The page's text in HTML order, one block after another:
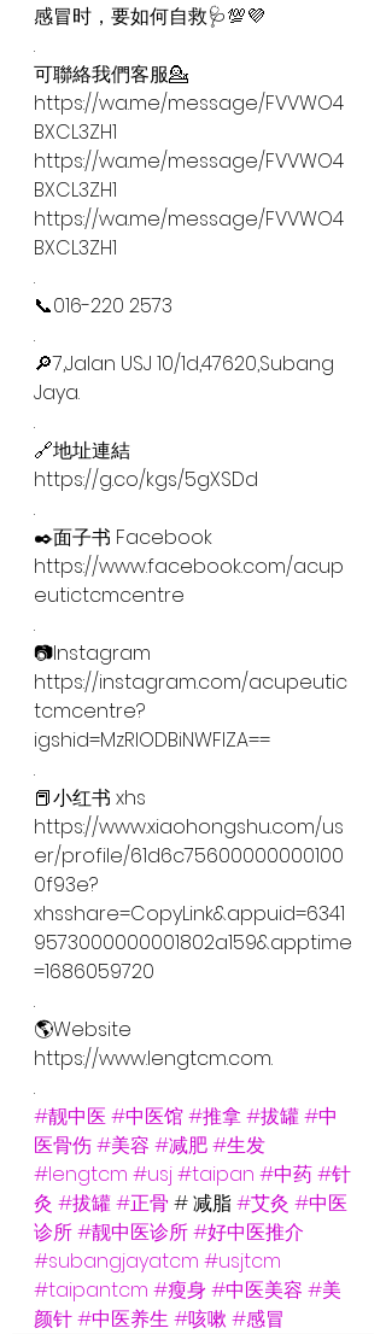
感冒时，要如何自救🩺💯💜
.
可聯絡我們客服💁
https://wa.me/message/FVVWO4
BXCL3ZH1
https://wa.me/message/FVVWO4
BXCL3ZH1
https://wa.me/message/FVVWO4
BXCL3ZH1
.
📞016-220 2573
.
🔎7,Jalan USJ 10/1d,47620,Subang
Jaya.
.
🔗地址連結
https://g.co/kgs/5gXSDd
.
✒️面子书 Facebook
https://www.facebook.com/acup
eutictcmcentre
.
📷Instagram
https://instagram.com/acupeutic
tcmcentre?
igshid=MzRlODBiNWFlZA==
.
📕小红书 xhs
https://www.xiaohongshu.com/us
er/profile/61d6c75600000000100
0f93e?
xhsshare=CopyLink&appuid=6341
9573000000001802a159&apptime
=1686059720
.
🌎Website
https://www.lengtcm.com.
.
#靓中医#中医馆#推拿#拔罐#中
医骨伤#美容 #减肥#生发
#lengtcm #usj#taipan #中药#针
灸 #拔罐#正骨 # 减脂 #艾灸 #中医
诊所#靓中医诊所#好中医推介
#subangjayatcm #usjtcm
#taipantcm #瘦身#中医美容 #美
颜针#中医养生#咳嗽#感冒